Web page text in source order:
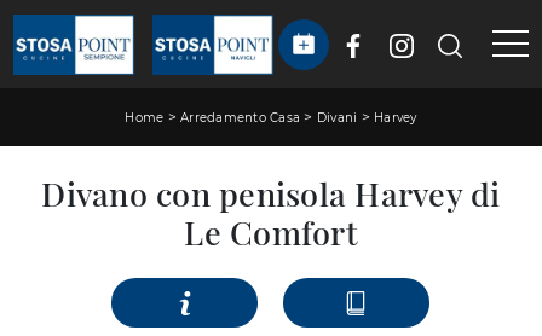
Home >Arredamento Casa > Divani > Harvey
Divano con penisola Harvey di
Le Comfort